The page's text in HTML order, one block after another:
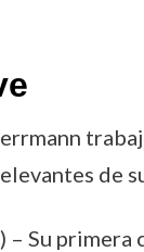
de
Su primera